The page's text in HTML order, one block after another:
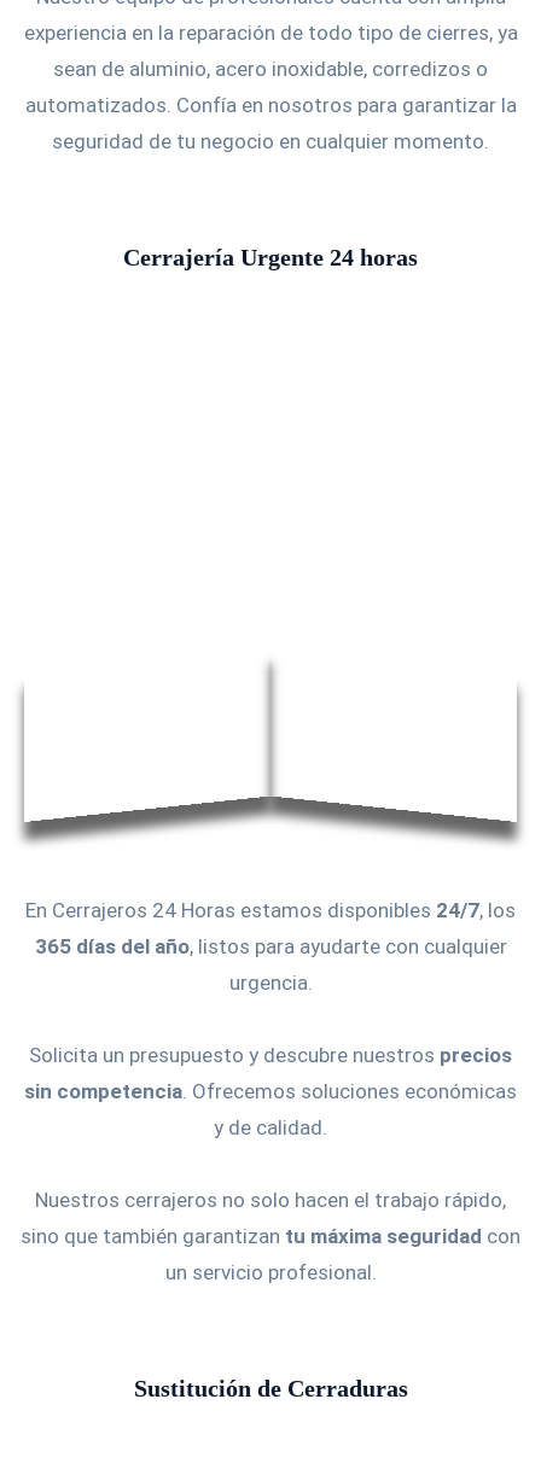
experiencia en la reparación de todo tipo de cierres, ya
sean de aluminio, acero inoxidable, corredizos o
automatizados. Confía en nosotros para garantizar la
seguridad de tu negocio en cualquier momento.
Cerrajería Urgente 24 horas
En Cerrajeros 24 Horas estamos disponibles 24/7, los
365 días del año, listos para ayudarte con cualquier
urgencia.
Solicita un presupuesto y descubre nuestros precios
sin competencia. Ofrecemos soluciones económicas
y de calidad.
Nuestros cerrajeros no solo hacen el trabajo rápido,
sino que también garantizan tu máxima seguridad con
un servicio profesional.
Sustitución de Cerraduras